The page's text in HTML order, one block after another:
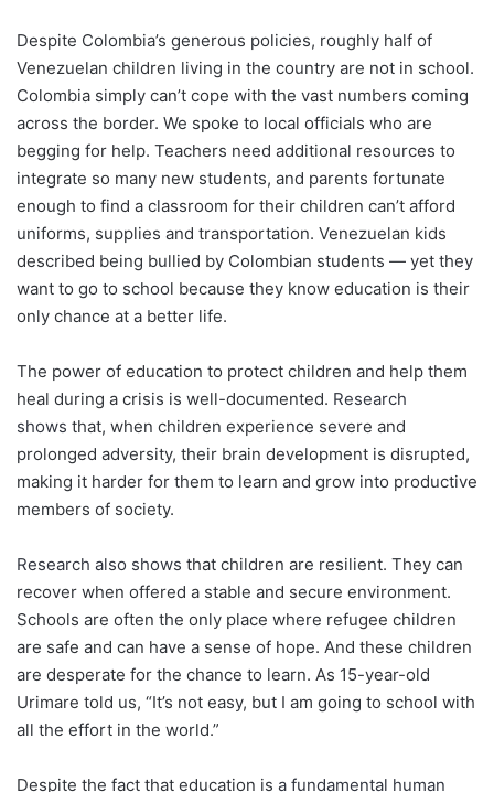
Despite Colombia’s generous policies, roughly half of
Venezuelan children living in the country are not in school.
Colombia simply can’t cope with the vast numbers coming
across the border. We spoke to local officials who are
begging for help. Teachers need additional resources to
integrate so many new students, and parents fortunate
enough to find a classroom for their children can’t afford
uniforms, supplies and transportation. Venezuelan kids
described being bullied by Colombian students — yet they
want to go to school because they know education is their
only chance at a better life.
The power of education to protect children and help them
heal during a crisis is well-documented. Research
shows that, when children experience severe and
prolonged adversity, their brain development is disrupted,
making it harder for them to learn and grow into productive
members of society.
Research also shows that children are resilient. They can
recover when offered a stable and secure environment.
Schools are often the only place where refugee children
are safe and can have a sense of hope. And these children
are desperate for the chance to learn. As 15-year-old
Urimare told us, “It’s not easy, but I am going to school with
all the effort in the world.”
Despite the fact that education is a fundamental human